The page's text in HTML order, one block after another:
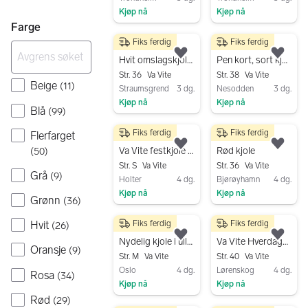
Farge
Beige (11)
Blå (99)
Flerfarget
(50)
Grå (9)
Grønn (36)
Hvit (26)
Oransje (9)
Rosa (34)
Rød (29)
Kjøp nå
Kjøp nå
400 kr
Hvit omslagskjole med blå blomster
Str. 36 Va Vite
Straumsgrend
3 dg.
Kjøp nå
Fiks ferdig
Legg til som favoritt.
400 kr
Pen kort, sort kjole, str. 38
Str. 38 Va Vite
Nesodden
3 dg.
Kjøp nå
Fiks ferdig
100 kr
Va Vite festkjole str. S
Str. S Va Vite
Holter
4 dg.
Kjøp nå
Fiks ferdig
Legg til som favoritt.
100 kr
Rød kjole
Str. 36 Va Vite
Bjørøyhamn
4 dg.
Kjøp nå
Fiks ferdig
200 kr
Nydelig kjole i ull/alpakka str.M
Str. M
Va Vite
Oslo
4 dg.
Kjøp nå
Fiks ferdig
Legg til som favoritt.
100 kr
Va Vite Hverdagskjole Bomull Hvit Dame Str 40
Str. 40 Va Vite
Lørenskog
4 dg.
Kjøp nå
Fiks ferdig